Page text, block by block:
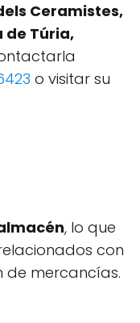
Ceramistes,
de Túria,
o visitar su
, lo que
con
de mercancías.